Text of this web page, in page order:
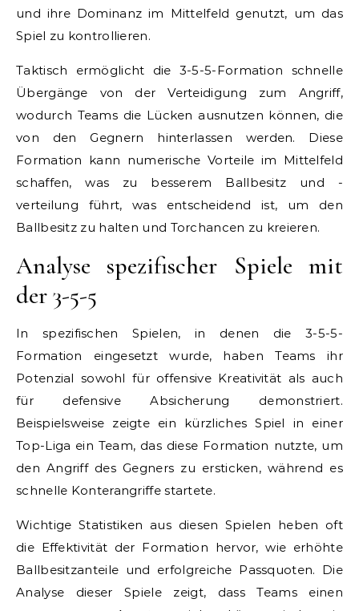
und ihre Dominanz im Mittelfeld genutzt, um das
Spiel zu kontrollieren.
Taktisch ermöglicht die 3-5-5-Formation schnelle
Übergänge von der Verteidigung zum Angriff,
wodurch Teams die Lücken ausnutzen können, die
von den Gegnern hinterlassen werden. Diese
Formation kann numerische Vorteile im Mittelfeld
schaffen, was zu besserem Ballbesitz und -
verteilung führt, was entscheidend ist, um den
Ballbesitz zu halten und Torchancen zu kreieren.
Analyse spezifischer Spiele mit
der 3-5-5
In spezifischen Spielen, in denen die 3-5-5-
Formation eingesetzt wurde, haben Teams ihr
Potenzial sowohl für offensive Kreativität als auch
für defensive Absicherung demonstriert.
Beispielsweise zeigte ein kürzliches Spiel in einer
Top-Liga ein Team, das diese Formation nutzte, um
den Angriff des Gegners zu ersticken, während es
schnelle Konterangriffe startete.
Wichtige Statistiken aus diesen Spielen heben oft
die Effektivität der Formation hervor, wie erhöhte
Ballbesitzanteile und erfolgreiche Passquoten. Die
Analyse dieser Spiele zeigt, dass Teams einen